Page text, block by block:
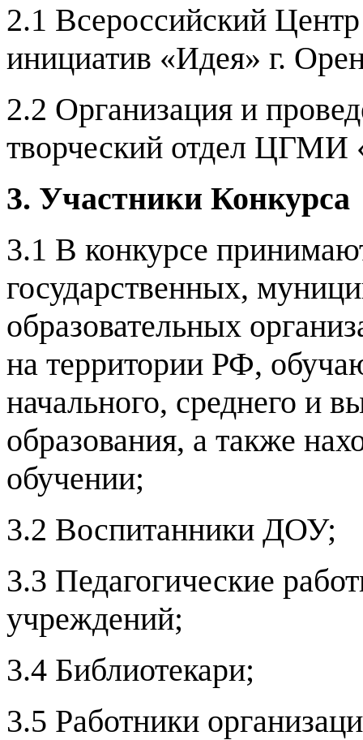
2.1 Всероссийский
инициатив «Идея» г.
2.2 Организация и
творческий отдел ЦГМИ
3. Участники Конкурса
3.1 В конкурсе
государственных,
образовательных
на территории РФ,
начального, среднего и
образования, а также
обучении;
3.2 Воспитанники ДОУ;
3.3 Педагогические
учреждений;
3.4 Библиотекари;
3.5 Работники